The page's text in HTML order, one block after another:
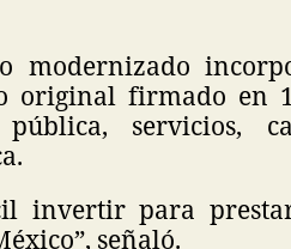
modernizado
original firmado en
servicios,
invertir para
señaló.